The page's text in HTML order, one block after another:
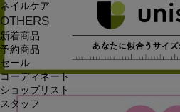
ネイルケア
OTHERS
新着商品
予約商品
セール
コーディネート
ショップリスト
スタッフ